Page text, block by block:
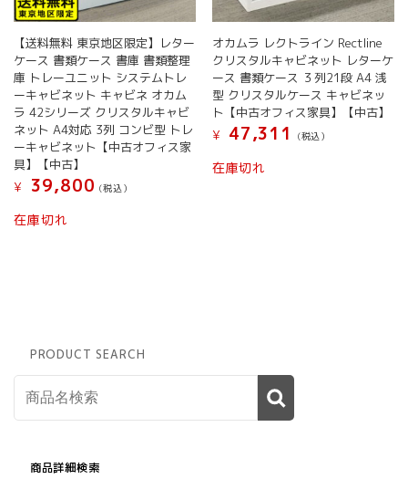
【送料無料 東京地区限定】レター
ケース 書類ケース 書庫 書類整理
庫 トレーユニット システムトレ
ーキャビネット キャビネ オカム
ラ 42シリーズ クリスタルキャビ
ネット A4対応 3列 コンビ型 トレ
ーキャビネット【中古オフィス家
具】【中古】
¥
39,800 (税込）
在庫切れ
オカムラ レクトライン Rectline
クリスタルキャビネット レターケ
ース 書類ケース ３列21段 A4 浅
型 クリスタルケース キャビネッ
ト【中古オフィス家具】【中古】
¥
47,311 (税込）
在庫切れ
PRODUCT SEARCH
商品詳細検索